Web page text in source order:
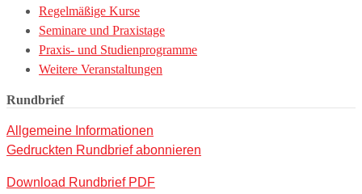
Regelmäßige Kurse
Seminare und Praxistage
Praxis- und Studienprogramme
Weitere Veranstaltungen
Rundbrief
Allgemeine Informationen
Gedruckten Rundbrief abonnieren
Download Rundbrief PDF